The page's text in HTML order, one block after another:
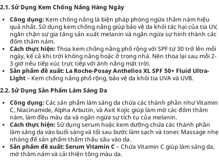
2.1. Sử Dụng Kem Chống Nắng Hàng Ngày
Công dụng: Kem chống nắng là biện pháp phòng ngừa thâm nám hiệu
quả nhất. Sử dụng kem chống nắng giúp bảo vệ da khỏi tác hại của tia UV,
ngăn chặn sự gia tăng sản xuất melanin và ngăn ngừa sự hình thành các
đốm thâm nám.
Cách thực hiện:Thoa kem chống nắng phổ rộng với SPF từ 30 trở lên mỗi
ngày, kể cả khi trời không nắng hoặc ở trong nhà. Nên thoa lại sau mỗi 2-
3 giờ nếu tiếp xúc trực tiếp với ánh nắng mặt trời.
Sản phẩm đề xuất: La Roche-Posay Anthelios XL SPF 50+ Fluid Ultra-
Light– Kem chống nắng phổ rộng, bảo vệ da khỏi tia UVA và UVB.
2.2. Sử Dụng Sản Phẩm Làm Sáng Da
Công dụng:Các sản phẩm làm sáng da chứa các thành phần như Vitamin
C, Niacinamide, Alpha Arbutin, và Axit Kojic giúp làm mờ các đốm thâm
nám, làm đều màu da và ngăn ngừa sự tích tụ của melanin.
Cách thực hiện:Sử dụng serum hoặc kem dưỡng chứa các thành phần
làm sáng da vào buổi sáng và tối sau bước làm sạch và toner. Massage nhẹ
nhàng để sản phẩm thẩm thấu sâu vào da.
Sản phẩm đề xuất:Serum Vitamin C– Chứa Vitamin C giúp làm sáng da,
mờ thâm nám và cải thiện tông màu da.